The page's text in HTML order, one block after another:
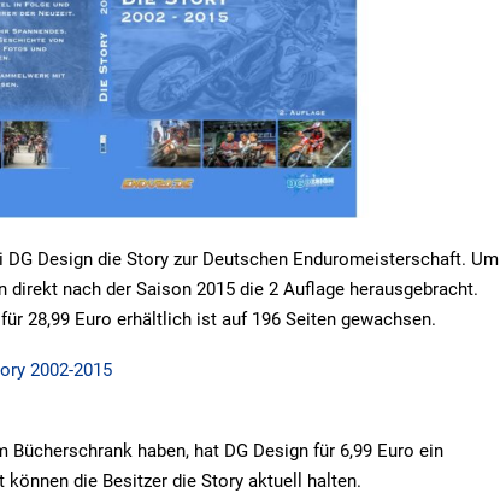
Design die Story zur Deutschen Enduromeisterschaft. Um
direkt nach der Saison 2015 die 2 Auflage herausgebracht.
28,99 Euro erhältlich ist auf 196 Seiten gewachsen.
2002-2015
haben, hat DG Design für 6,99 Euro ein
können die Besitzer die Story aktuell halten.